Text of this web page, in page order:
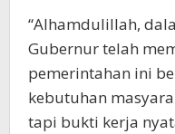
“Alhamdulillah,
Gubernur telah
pemerintahan ini
kebutuhan
tapi bukti kerja